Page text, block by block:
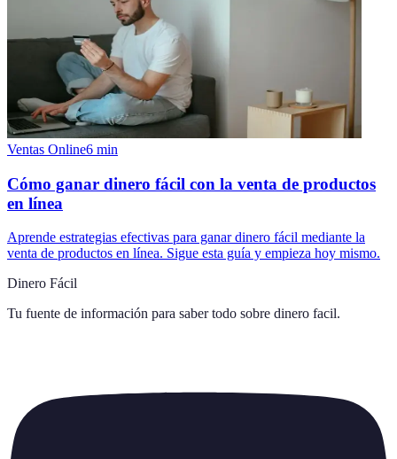
Ventas Online6 min
Cómo ganar dinero fácil con la venta de productos
en línea
Aprende estrategias efectivas para ganar dinero fácil mediante la
venta de productos en línea. Sigue esta guía y empieza hoy mismo.
Dinero Fácil
Tu fuente de información para saber todo sobre dinero facil.